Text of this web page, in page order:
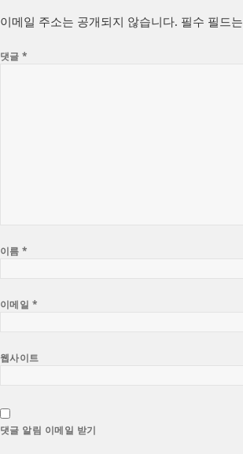
이메일 주소는 공개되지 않습니다. 필수 필드는
댓글*
이름*
이메일 *
웹사이트
댓글 알림 이메일 받기